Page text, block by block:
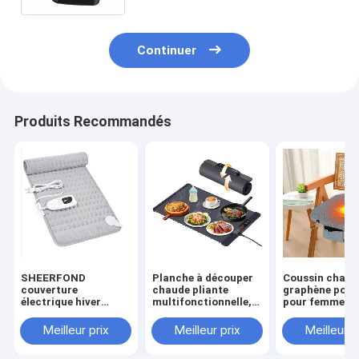
Continuer
Produits Recommandés
SHEERFOND
couverture
électrique hiver
élément de fil
chauffant flanelle de
Meilleur prix
Planche à découper
chaude pliante
multifonctionnelle,
Flexible pour
légumes chauds Po
Meilleur prix
Coussin
graphène
pour femmes
employés de
et voyageurs
Meilleur